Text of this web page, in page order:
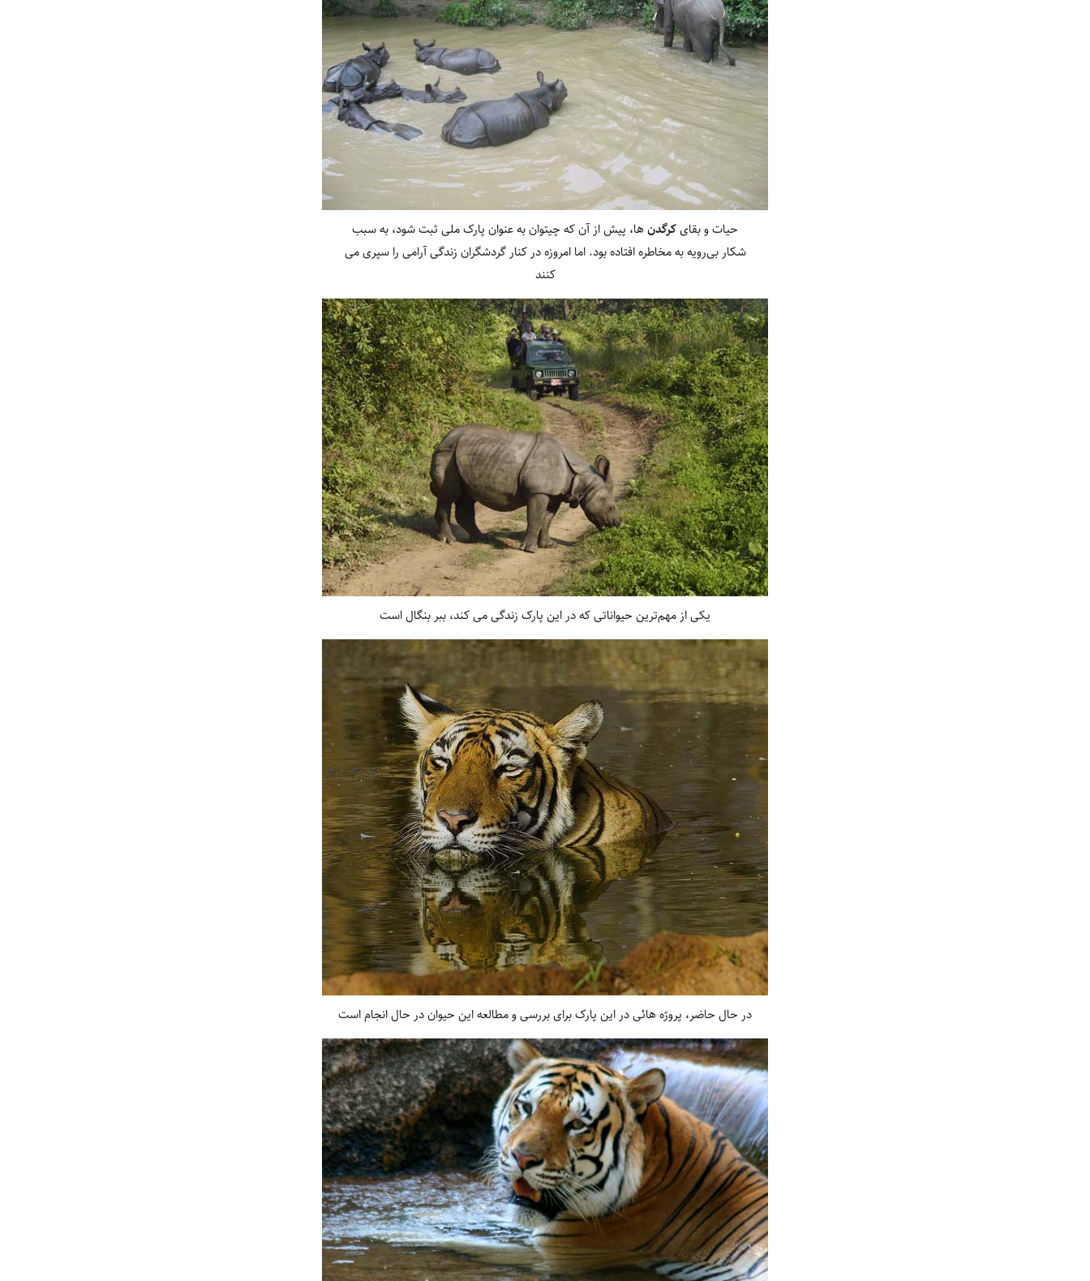
حیات و بقایکرگدن‏ها، پیش از آن که چیتوان به عنوان پارک ملی ثبت شود، به سبب
شکار بی‏‌رویه به مخاطره افتاده بود. اما امروزه در کنار گردشگران زندگی آرامی را سپری می
‏کنند
یکی از مهم‌‏ترین حیواناتی که در این پارک زندگی می‏ کند، ببر بنگال است
در حال حاضر، پروژه‏ هائی در این پارک برای بررسی و مطالعه این حیوان در حال انجام است